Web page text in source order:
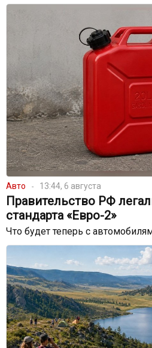
Авто 13:44, 6 августа
Правительство РФ
стандарта «Евро-2»
Что будет теперь с